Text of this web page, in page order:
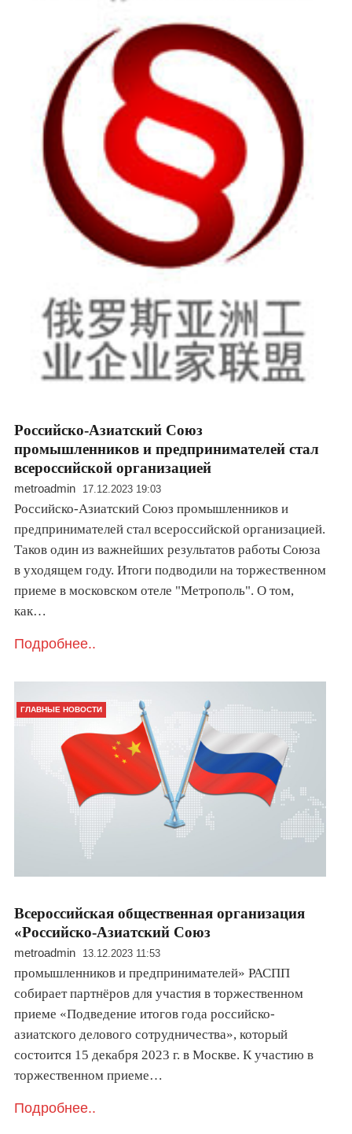
Российско-Азиатский Союз
промышленников и предпринимателей стал
всероссийской организацией
metroadmin 17.12.2023 19:03
Российско-Азиатский Союз промышленников и
предпринимателей стал всероссийской организацией.
Таков один из важнейших результатов работы Союза
в уходящем году. Итоги подводили на торжественном
приеме в московском отеле "Метрополь". О том,
как…
Подробнее..
ГЛАВНЫЕ НОВОСТИ
Всероссийская общественная организация
«Российско-Азиатский Союз
metroadmin 13.12.2023 11:53
промышленников и предпринимателей» РАСПП
собирает партнёров для участия в торжественном
приеме «Подведение итогов года российско-
азиатского делового сотрудничества», который
состоится 15 декабря 2023 г. в Москве. К участию в
торжественном приеме…
Подробнее..